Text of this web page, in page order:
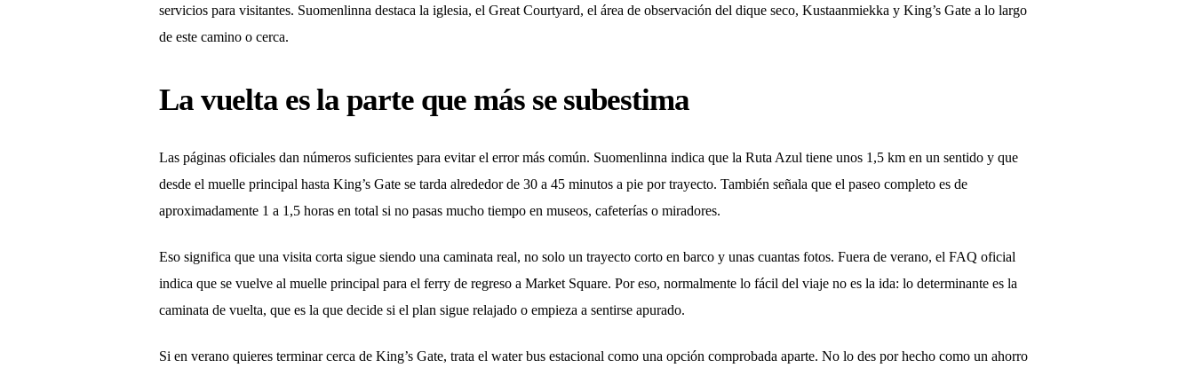
servicios para visitantes. Suomenlinna destaca la iglesia, el Great Courtyard, el área de observación del dique seco, Kustaanmiekka y King’s Gate a lo largo
de este camino o cerca.
La vuelta es la parte que más se subestima
Las páginas oficiales dan números suficientes para evitar el error más común. Suomenlinna indica que la Ruta Azul tiene unos 1,5 km en un sentido y que
desde el muelle principal hasta King’s Gate se tarda alrededor de 30 a 45 minutos a pie por trayecto. También señala que el paseo completo es de
aproximadamente 1 a 1,5 horas en total si no pasas mucho tiempo en museos, cafeterías o miradores.
Eso significa que una visita corta sigue siendo una caminata real, no solo un trayecto corto en barco y unas cuantas fotos. Fuera de verano, el FAQ oficial
indica que se vuelve al muelle principal para el ferry de regreso a Market Square. Por eso, normalmente lo fácil del viaje no es la ida: lo determinante es la
caminata de vuelta, que es la que decide si el plan sigue relajado o empieza a sentirse apurado.
Si en verano quieres terminar cerca de King’s Gate, trata el water bus estacional como una opción comprobada aparte. No lo des por hecho como un ahorro